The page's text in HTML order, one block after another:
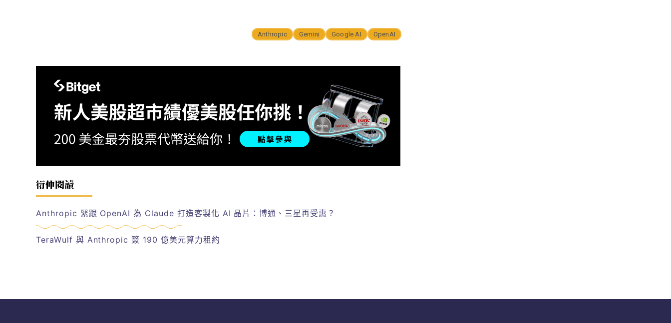
Anthropic Gemini Google AI OpenAI
衍伸閱讀
Anthropic 緊跟 OpenAI 為 Claude 打造客製化 AI 晶片：博通、三星再受惠？
TeraWulf 與 Anthropic 簽 190 億美元算力租約